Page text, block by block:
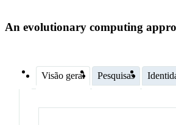
An evolutionary computing
Visão geral Pesquisas